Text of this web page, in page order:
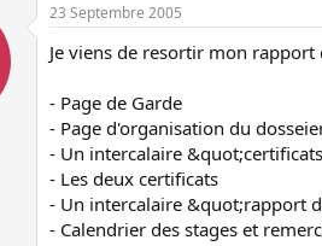
23 Septembre 2005
Je viens de resortir mon
- Page de Garde
- Page d'organisation du
- Un intercalaire
- Les deux certificats
- Un intercalaire &quot;rapport
- Calendrier des stages et